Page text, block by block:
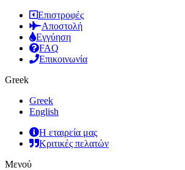
Επιστροφές
Αποστολή
Εγγύηση
FAQ
Επικοινωνία
Greek
Greek
English
Η εταιρεία μας
Κριτικές πελατών
Μενού